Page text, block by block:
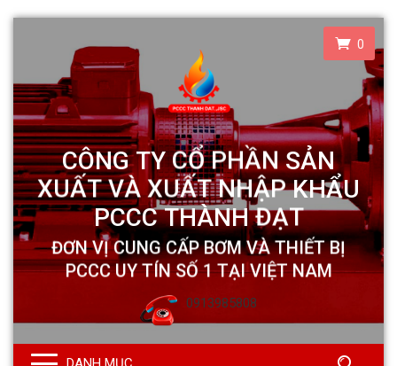
0
0913985808